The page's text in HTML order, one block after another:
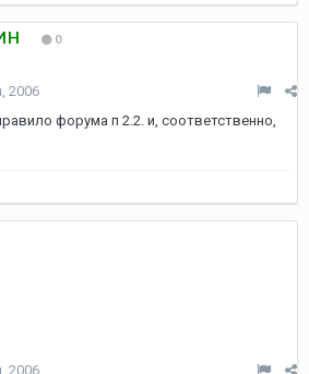
0
2006
форума п 2.2. и, соответственно,
2006